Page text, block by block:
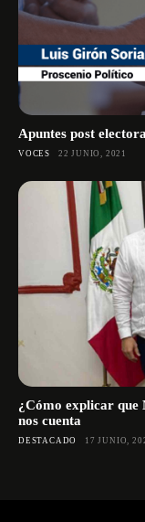
Apuntes post
VOCES 22 JUNIO, 2021
¿Cómo explicar
nos cuenta
DESTACADO 17 JUNIO,